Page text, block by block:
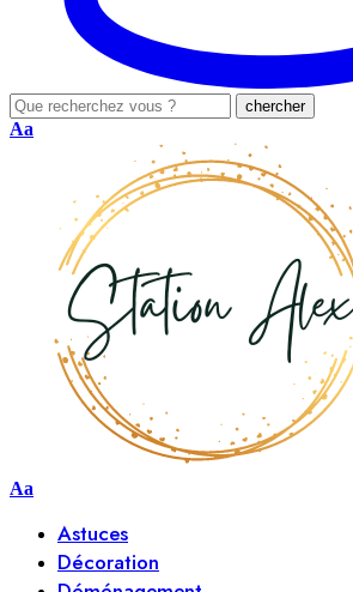
Aa
Aa
Astuces
Décoration